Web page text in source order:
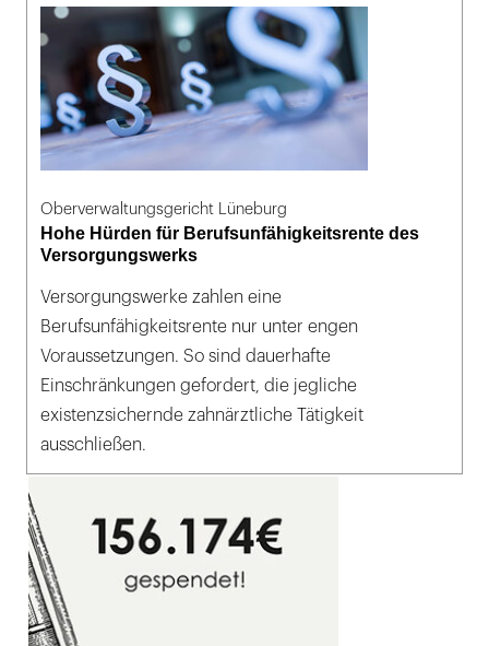
Oberverwaltungsgericht Lüneburg
Hohe Hürden für Berufsunfähigkeitsrente des
Versorgungswerks
Versorgungswerke zahlen eine
Berufsunfähigkeitsrente nur unter engen
Voraussetzungen. So sind dauerhafte
Einschränkungen gefordert, die jegliche
existenzsichernde zahnärztliche Tätigkeit
ausschließen.